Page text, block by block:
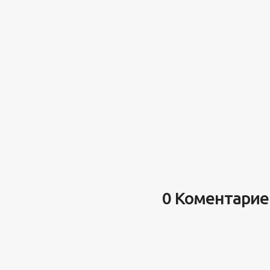
0